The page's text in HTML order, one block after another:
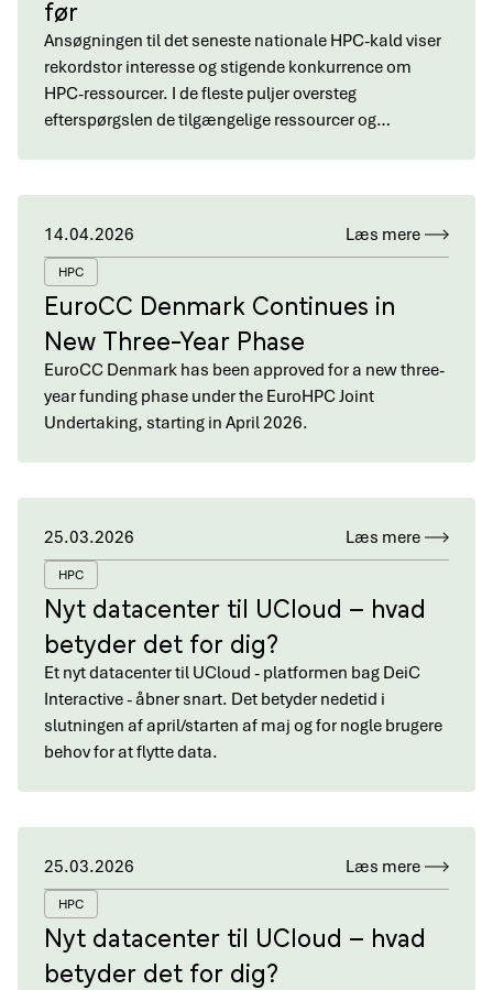
før
Ansøgningen til det seneste nationale HPC-kald viser
rekordstor interesse og stigende konkurrence om
HPC-ressourcer. I de fleste puljer oversteg
efterspørgslen de tilgængelige ressourcer og…
14.04.2026 Læs mere
HPC
EuroCC Denmark Continues in
New Three-Year Phase
EuroCC Denmark has been approved for a new three-
year funding phase under the EuroHPC Joint
Undertaking, starting in April 2026.
25.03.2026 Læs mere
HPC
Nyt datacenter til UCloud – hvad
betyder det for dig?
Et nyt datacenter til UCloud - platformen bag DeiC
Interactive - åbner snart. Det betyder nedetid i
slutningen af april/starten af maj og for nogle brugere
behov for at flytte data.
25.03.2026 Læs mere
HPC
Nyt datacenter til UCloud – hvad
betyder det for dig?